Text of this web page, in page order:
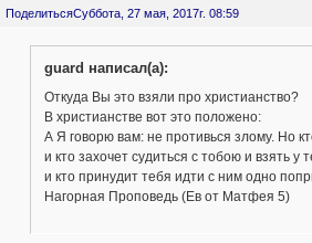
ПоделитьсяСуббота, 27 мая, 2017г. 08:59
guard написал(а):
Откуда Вы это взяли про христианство?
В христианстве вот это положено:
А Я говорю вам: не противься злому. Но
и кто захочет судиться с тобою и взять
и кто принудит тебя идти с ним одно
Нагорная Проповедь (Ев от Матфея 5)